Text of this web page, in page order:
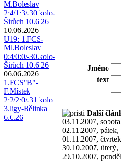
M.Boleslav
2:4/1:3/-30.kolo-
Širůch 10.6.26
10.06.2026
U19: 1.FCS-
Ml.Boleslav
0:4/0:0/-30.kolo-
Širůch 10.6.26
06.06.2026
1.FCS"B"-
F.Místek
2:2/2:0/-31.kolo
3.ligy-Bělinka
6.6.26
Jméno
text
Další
03.11.2007,
02.11.2007, pátek,
01.11.2007,
30.10.2007, úterý,
29.10.2007,